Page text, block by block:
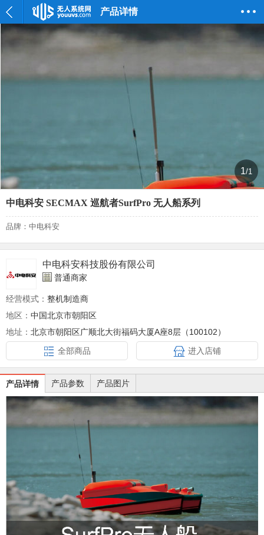
产品详情
1/1
中电科安 SECMAX 巡航者SurfPro 无人船系列
品牌：中电科安
中电科安科技股份有限公司
普通商家
经营模式： 整机制造商
地区： 中国北京市朝阳区
地址： 北京市朝阳区广顺北大街福码大厦A座8层（100102）
全部商品
进入店铺
产品详情 产品参数 产品图片